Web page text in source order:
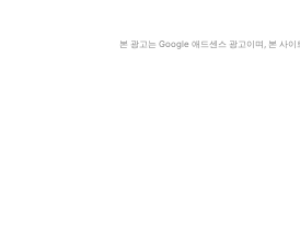
본 광고는 Google 애드센스 광고이며, 본 사이